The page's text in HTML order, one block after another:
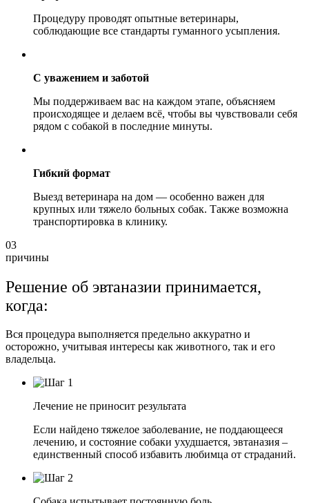
Процедуру проводят опытные ветеринары,
соблюдающие все стандарты гуманного усыпления.
С уважением и заботой
Мы поддерживаем вас на каждом этапе, объясняем
происходящее и делаем всё, чтобы вы чувствовали себя
рядом с собакой в последние минуты.
Гибкий формат
Выезд ветеринара на дом — особенно важен для
крупных или тяжело больных собак. Также возможна
транспортировка в клинику.
03
причины
Решение об эвтаназии принимается,
когда:
Вся процедура выполняется предельно аккуратно и
осторожно, учитывая интересы как животного, так и его
владельца.
Лечение не приносит результата
Если найдено тяжелое заболевание, не поддающееся
лечению, и состояние собаки ухудшается, эвтаназия –
единственный способ избавить любимца от страданий.